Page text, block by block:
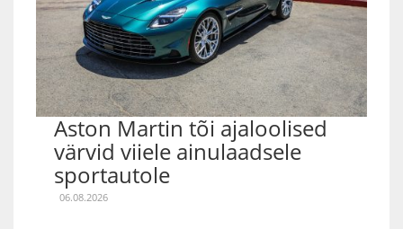
Aston Martin tõi ajaloolised
värvid viiele ainulaadsele
sportautole
06.08.2026